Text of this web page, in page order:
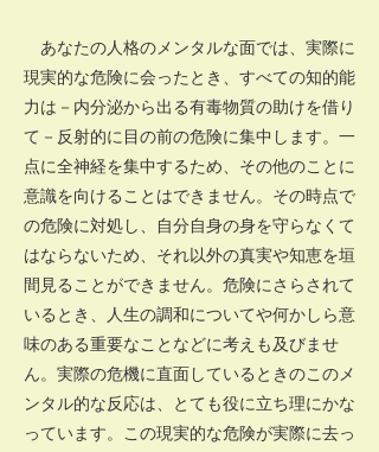
あなたの人格のメンタルな面では、実際に
現実的な危険に会ったとき、すべての知的能
力は－内分泌から出る有毒物質の助けを借り
て－反射的に目の前の危険に集中します。一
点に全神経を集中するため、その他のことに
意識を向けることはできません。その時点で
の危険に対処し、自分自身の身を守らなくて
はならないため、それ以外の真実や知恵を垣
間見ることができません。危険にさらされて
いるとき、人生の調和についてや何かしら意
味のある重要なことなどに考えも及びませ
ん。実際の危機に直面しているときのこのメ
ンタル的な反応は、とても役に立ち理にかな
っています。この現実的な危険が実際に去っ